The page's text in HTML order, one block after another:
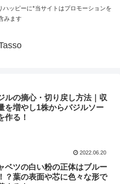
ッピーに*当サイトはプロモーションを
みます
ルの摘心・切り戻し方法｜収
を増やし1株からバジルソー
作る！
2022.06.20
ベツの白い粉の正体はブルー
？葉の表面や芯に色々な形で